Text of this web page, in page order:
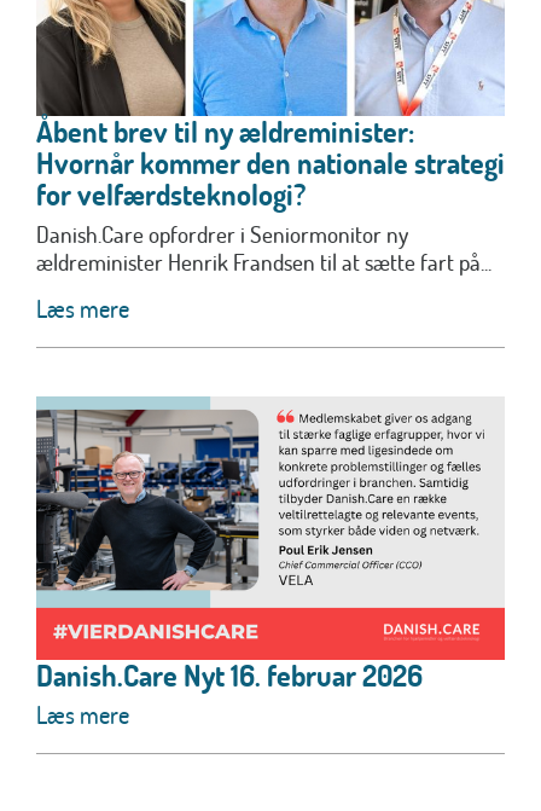
Åbent brev til ny ældreminister:
Hvornår kommer den nationale strategi
for velfærdsteknologi?
Danish.Care opfordrer i Seniormonitor ny
ældreminister Henrik Frandsen til at sætte fart på...
Læs mere
Danish.Care Nyt 16. februar 2026
Læs mere